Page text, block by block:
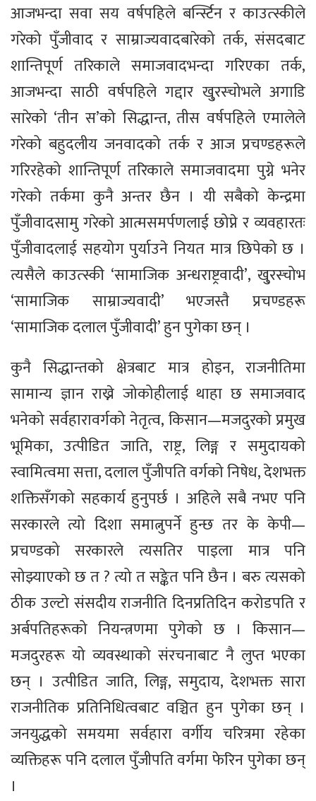
आजभन्दा सवा सय वर्षपहिले बर्न्स्टिन र काउत्स्कीले
गरेको पुँजीवाद र साम्राज्यवादबारेको तर्क, संसदबाट
शान्तिपूर्ण तरिकाले समाजवादभन्दा गरिएका तर्क,
आजभन्दा साठी वर्षपहिले गद्दार खु्रस्चोभले अगाडि
सारेको ‘तीन स’को सिद्धान्त, तीस वर्षपहिले एमालेले
गरेको बहुदलीय जनवादको तर्क र आज प्रचण्डहरूले
गरिरहेको शान्तिपूर्ण तरिकाले समाजवादमा पुग्ने भनेर
गरेको तर्कमा कुनै अन्तर छैन । यी सबैको केन्द्रमा
पुँजीवादसामु गरेको आत्मसमर्पणलाई छोप्ने र व्यवहारतः
पुँजीवादलाई सहयोग पुर्याउने नियत मात्र छिपेको छ ।
त्यसैले काउत्स्की ‘सामाजिक अन्धराष्ट्रवादी’, खु्रस्चोभ
‘सामाजिक साम्राज्यवादी’ भएजस्तै प्रचण्डहरू
‘सामाजिक दलाल पुँजीवादी’ हुन पुगेका छन् ।
कुनै सिद्धान्तको क्षेत्रबाट मात्र होइन, राजनीतिमा
सामान्य ज्ञान राख्ने जोकोहीलाई थाहा छ समाजवाद
भनेको सर्वहारावर्गको नेतृत्व, किसान—मजदुरको प्रमुख
भूमिका, उत्पीडित जाति, राष्ट्र, लिङ्ग र समुदायको
स्वामित्वमा सत्ता, दलाल पुँजीपति वर्गको निषेध, देशभक्त
शक्तिसँगको सहकार्य हुनुपर्छ । अहिले सबै नभए पनि
सरकारले त्यो दिशा समात्नुपर्ने हुन्छ तर के केपी—
प्रचण्डको सरकारले त्यसतिर पाइला मात्र पनि
सोझ्याएको छ त ? त्यो त सङ्केत पनि छैन । बरु त्यसको
ठीक उल्टो संसदीय राजनीति दिनप्रतिदिन करोडपति र
अर्बपतिहरूको नियन्त्रणमा पुगेको छ । किसान—
मजदुरहरू यो व्यवस्थाको संरचनाबाट नै लुप्त भएका
छन् । उत्पीडित जाति, लिङ्ग, समुदाय, देशभक्त सारा
राजनीतिक प्रतिनिधित्वबाट वञ्चित हुन पुगेका छन् ।
जनयुद्धको समयमा सर्वहारा वर्गीय चरित्रमा रहेका
व्यक्तिहरू पनि दलाल पुँजीपति वर्गमा फेरिन पुगेका छन्
।